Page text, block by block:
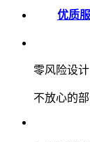
优质
零风险设计
不放心的